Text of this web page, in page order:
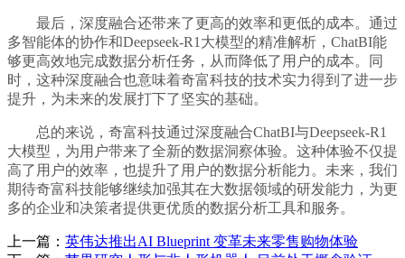
最后，深度融合还带来了更高的效率和更低的成本。通过
多智能体的协作和Deepseek-R1大模型的精准解析，ChatBI能
够更高效地完成数据分析任务，从而降低了用户的成本。同
时，这种深度融合也意味着奇富科技的技术实力得到了进一步
提升，为未来的发展打下了坚实的基础。
总的来说，奇富科技通过深度融合ChatBI与Deepseek-R1
大模型，为用户带来了全新的数据洞察体验。这种体验不仅提
高了用户的效率，也提升了用户的数据分析能力。未来，我们
期待奇富科技能够继续加强其在大数据领域的研发能力，为更
多的企业和决策者提供更优质的数据分析工具和服务。
上一篇： 英伟达推出AI Blueprint 变革未来零售购物体验